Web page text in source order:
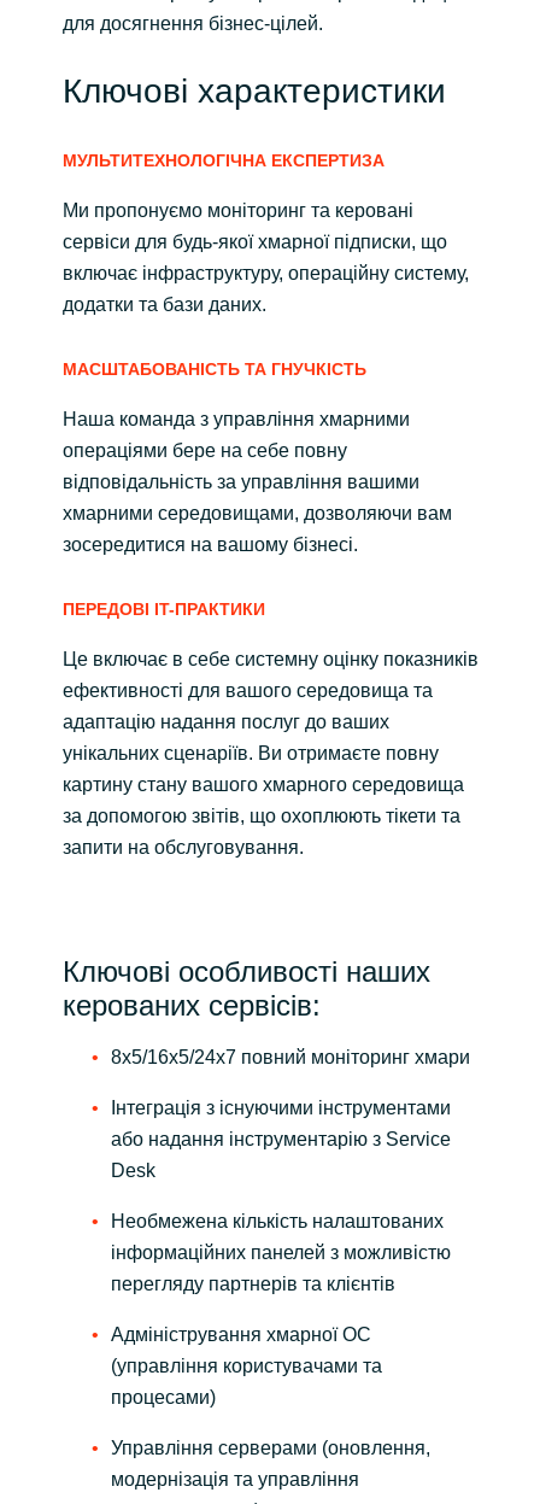
Ключові характеристики
для досягнення бізнес-цілей.
МУЛЬТИТЕХНОЛОГІЧНА ЕКСПЕРТИЗА
Ми пропонуємо моніторинг та керовані
сервіси для будь-якої хмарної підписки, що
включає інфраструктуру, операційну систему,
додатки та бази даних.
МАСШТАБОВАНІСТЬ ТА ГНУЧКІСТЬ
Наша команда з управління хмарними
операціями бере на себе повну
відповідальність за управління вашими
хмарними середовищами, дозволяючи вам
зосередитися на вашому бізнесі.
ПЕРЕДОВІ IT-ПРАКТИКИ
Це включає в себе системну оцінку показників
ефективності для вашого середовища та
адаптацію надання послуг до ваших
унікальних сценаріїв. Ви отримаєте повну
картину стану вашого хмарного середовища
за допомогою звітів, що охоплюють тікети та
запити на обслуговування.
Ключові особливості наших
керованих сервісів:
8x5/16x5/24x7 повний моніторинг хмари
Інтеграція з існуючими інструментами
або надання інструментарію з Service
Desk
Необмежена кількість налаштованих
інформаційних панелей з можливістю
перегляду партнерів та клієнтів
Адміністрування хмарної ОС
(управління користувачами та
процесами)
Управління серверами (оновлення,
модернізація та управління